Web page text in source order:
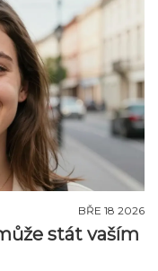
BŘE 18 2026
stát vaším